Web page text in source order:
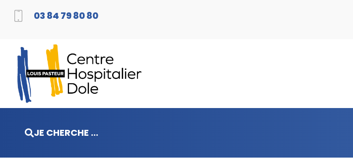
03 84 79 80 80
JE CHERCHE ...